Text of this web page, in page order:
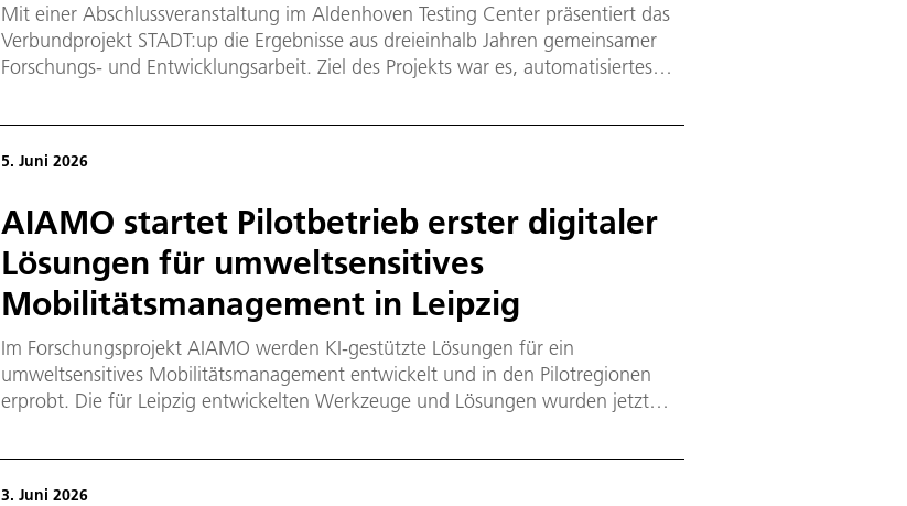
Mit einer Abschlussveranstaltung im Aldenhoven Testing Center präsentiert das
Verbundprojekt STADT:up die Ergebnisse aus dreieinhalb Jahren gemeinsamer
Forschungs- und Entwicklungsarbeit. Ziel des Projekts war es, automatisiertes
dauerhaft von Fahraufgaben zu entlasten – bei wechselnden
5. Juni 2026
AIAMO startet Pilotbetrieb erster digitaler
Lösungen für umweltsensitives
Mobilitätsmanagement in Leipzig
Im Forschungsprojekt AIAMO werden KI-gestützte Lösungen für ein
umweltsensitives Mobilitätsmanagement entwickelt und in den Pilotregionen
erprobt. Die für Leipzig entwickelten Werkzeuge und Lösungen wurden jetzt
und Referat Digitale Stadt zur Erprobung und Bewertung der Praxistauglichkeit
3. Juni 2026